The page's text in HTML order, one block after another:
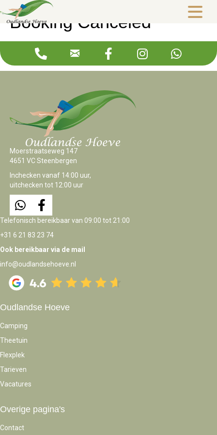
Booking Canceled
Your reservation is canceled.
Moerstraatseweg 147
4651 VC Steenbergen
Inchecken vanaf 14:00 uur,
uitchecken tot 12:00 uur
Telefonisch bereikbaar van 09:00 tot 21:00
+31 6 21 83 23 74
Ook bereikbaar via de mail
info@oudlandsehoeve.nl
Oudlandse Hoeve
Camping
Theetuin
Flexplek
Tarieven
Vacatures
Overige pagina's
Contact